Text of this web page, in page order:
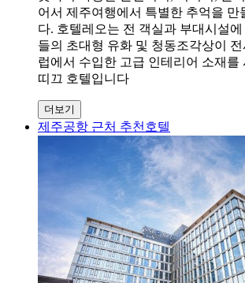
어서 제주여행에서 특별한 추억을 만
다. 호텔레오는 전 객실과 부대시설
들의 초대형 유화 및 청동조각상이
럽에서 수입한 고급 인테리어 소재를
띠끄 호텔입니다
더보기
제주공항 근처 추천호텔